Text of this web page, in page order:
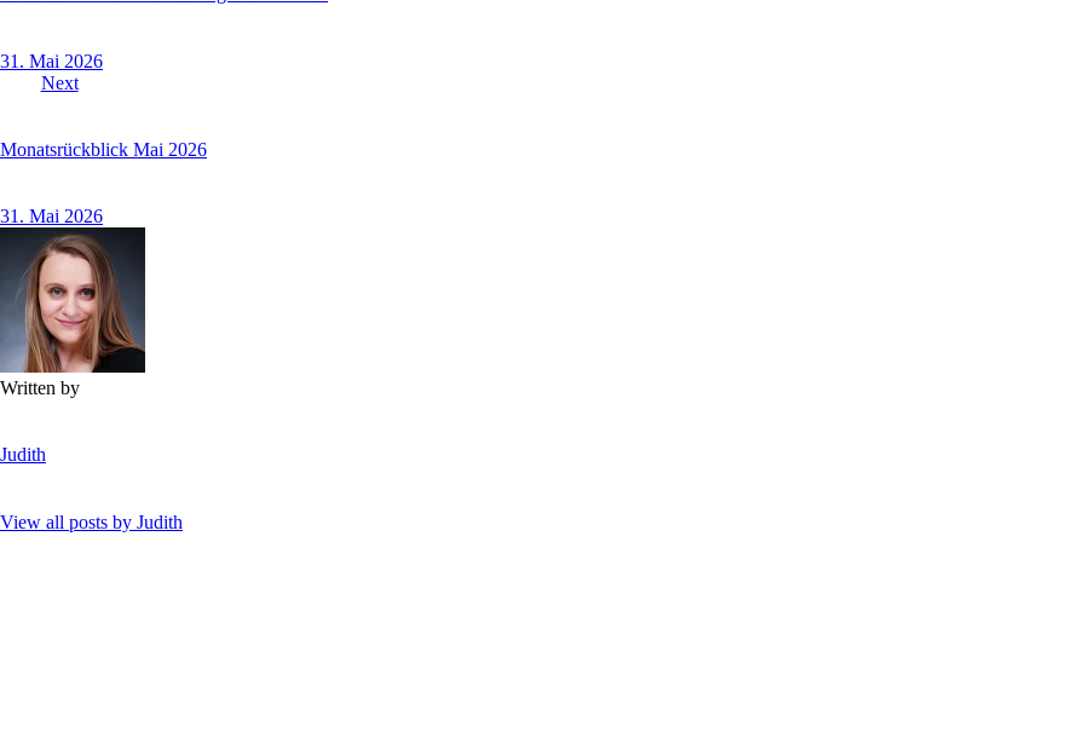
31. Mai 2026
Next
Monatsrückblick Mai 2026
31. Mai 2026
Written by
Judith
View all posts by Judith